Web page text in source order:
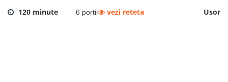
120 minute 6 portii Usor
vezi reteta